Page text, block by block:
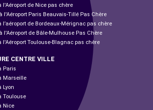
l'Aéroport de Nice pas chère
l'Aéroport Paris Beauvais-Tillé Pas Chère
l’aéroport de Bordeaux-Mérignac pas chère
l'Aéroport de Bâle-Mulhouse Pas Chère
l'Aéroport Toulouse-Blagnac pas chère
CENTRE VILLE
Paris
Marseille
Lyon
Toulouse
Nice